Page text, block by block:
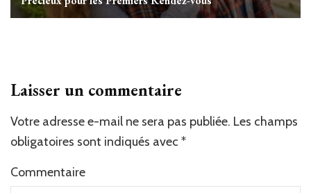
Laisser un commentaire
Votre adresse e-mail ne sera pas publiée. Les champs
obligatoires sont indiqués avec *
Commentaire
Alternative: